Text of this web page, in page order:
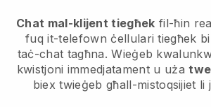
Chat mal-klijent tiegħek fil-ħin
fuq it-telefown ċellulari tiegħek
taċ-chat tagħna. Wieġeb
kwistjoni immedjatament u uża
biex twieġeb għall-mistoqsijiet li